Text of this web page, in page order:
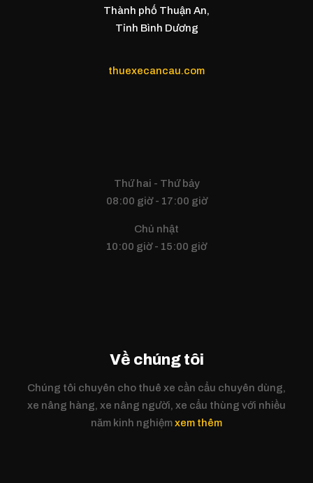
Thành phố Thuận An,
Tỉnh Bình Dương
thuexecancau.com
Thứ hai - Thứ bảy
08:00 giờ - 17:00 giờ
Chủ nhật
10:00 giờ - 15:00 giờ
Về chúng tôi
Chúng tôi chuyên cho thuê xe cần cẩu chuyên dùng,
xe nâng hàng, xe nâng người, xe cẩu thùng với nhiều
năm kinh nghiệmxem thêm